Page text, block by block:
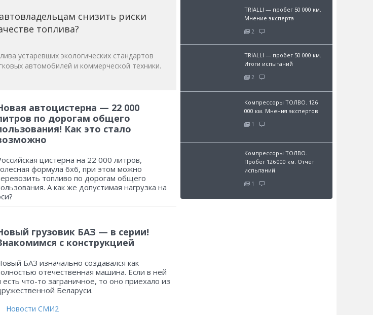
снизить риски
топлива?
устаревших экологических стандартов
автомобилей и коммерческой техники.
автоцистерна — 22 000
по дорогам общего
Как это стало
цистерна на 22 000 литров,
формула 6х6, при этом можно
топливо по дорогам общего
А как же допустимая нагрузка на
грузовик БАЗ — в серии!
с конструкцией
БАЗ изначально создавался как
отечественная машина. Если в ней
есть что-то заграничное, то оно приехало из
Беларуси.
Новости СМИ2
TRIALLI — пробег 50 000 км.
Мнение эксперта
2
TRIALLI — пробег 50 000 км.
Итоги испытаний
2
Компрессоры ТОЛВО. 126
000 км. Мнения экспертов
1
Компрессоры ТОЛВО.
Пробег 126 000 км. Отчет
испытаний
1